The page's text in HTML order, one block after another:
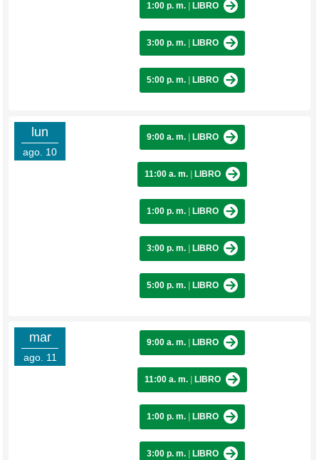
1:00 p. m. LIBRO
3:00 p. m. LIBRO
5:00 p. m. LIBRO
lun
ago. 10
9:00 a. m. LIBRO
11:00 a. m. LIBRO
1:00 p. m. LIBRO
3:00 p. m. LIBRO
5:00 p. m. LIBRO
mar
ago. 11
9:00 a. m. LIBRO
11:00 a. m. LIBRO
1:00 p. m. LIBRO
3:00 p. m. LIBRO